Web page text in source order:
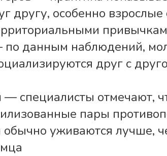
другу, особенно взрослые
по данным наблюдений,
друг с
— специалисты отмечают,
пары
уживаются лучше,